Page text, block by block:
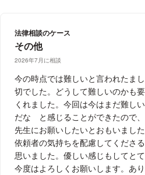
法律相談のケース
その他
2026年7月に相談
今の時点では難しいと言われたま
切でした。どうして難しいのかも
くれました。今回は今はまだ難し
だな と感じることができたので
先生にお願いしたいとおもいました
依頼者の気持ちを配慮してくださ
思いました。優しい感じもしてと
今度はよろしくお願いします。あ